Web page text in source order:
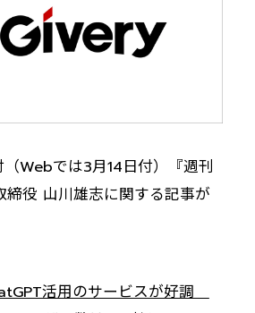
Webでは3月14日付）『週刊
締役 山川雄志に関する記事が
活用のサービスが好調